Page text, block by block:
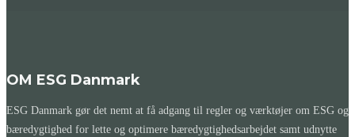
OM ESG Danmark
ESG Danmark gør det nemt at få adgang til regler og værktøjer om ESG og
bæredygtighed for lette og optimere bæredygtighedsarbejdet samt udnytte